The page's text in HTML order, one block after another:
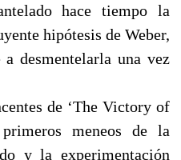
hace tiempo la
hipótesis de Weber,
desmentelarla una vez
de ‘The Victory of
meneos de la
y la experimentación